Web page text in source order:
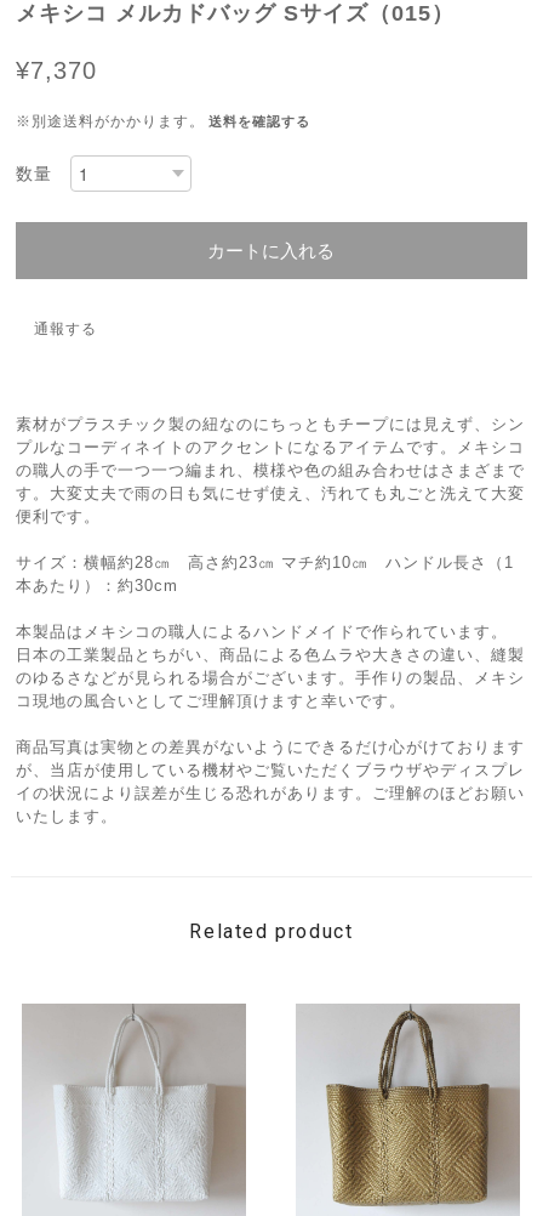
メキシコ メルカドバッグ Sサイズ（015）
¥7,370
※別途送料がかかります。 送料を確認する
数量
カートに入れる
通報する
素材がプラスチック製の紐なのにちっともチープには見えず、シン
プルなコーディネイトのアクセントになるアイテムです。メキシコ
の職人の手で一つ一つ編まれ、模様や色の組み合わせはさまざまで
す。大変丈夫で雨の日も気にせず使え、汚れても丸ごと洗えて大変
便利です。
サイズ：横幅約28㎝ 高さ約23㎝ マチ約10㎝ ハンドル長さ（1
本あたり）：約30cm
本製品はメキシコの職人によるハンドメイドで作られています。
日本の工業製品とちがい、商品による色ムラや大きさの違い、縫製
のゆるさなどが見られる場合がございます。手作りの製品、メキシ
コ現地の風合いとしてご理解頂けますと幸いです。
商品写真は実物との差異がないようにできるだけ心がけております
が、当店が使用している機材やご覧いただくブラウザやディスプレ
イの状況により誤差が生じる恐れがあります。ご理解のほどお願い
いたします。
Related product